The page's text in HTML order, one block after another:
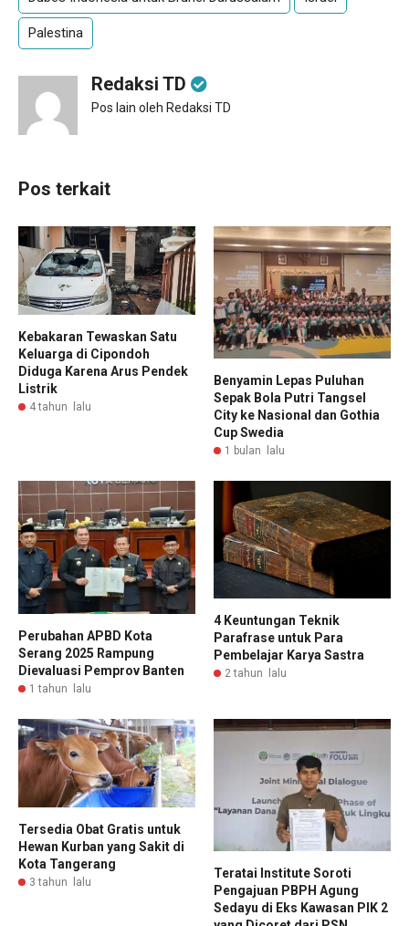
Palestina
Redaksi TD
Pos lain oleh Redaksi TD
Pos terkait
Kebakaran Tewaskan Satu
Keluarga di Cipondoh
Diduga Karena Arus Pendek
Listrik
4 tahun lalu
Benyamin Lepas Puluhan
Sepak Bola Putri Tangsel
City ke Nasional dan Gothia
Cup Swedia
1 bulan lalu
Perubahan APBD Kota
Serang 2025 Rampung
Dievaluasi Pemprov Banten
1 tahun lalu
4 Keuntungan Teknik
Parafrase untuk Para
Pembelajar Karya Sastra
2 tahun lalu
Tersedia Obat Gratis untuk
Hewan Kurban yang Sakit di
Kota Tangerang
3 tahun lalu
Teratai Institute Soroti
Pengajuan PBPH Agung
Sedayu di Eks Kawasan PIK 2